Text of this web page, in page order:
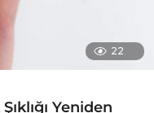
22
Yeniden